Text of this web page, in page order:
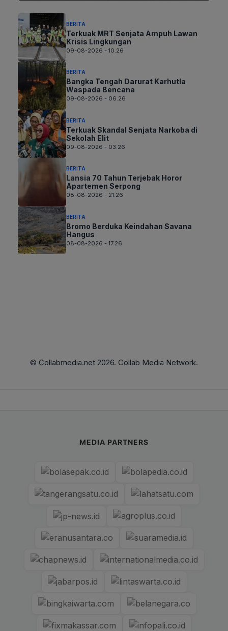
BERITA
Terkuak MRT Senjata Ampuh Lawan
Krisis Lingkungan
09-08-2026 - 10.26
BERITA
Bangka Tengah Darurat Karhutla
Waspada Bencana
09-08-2026 - 06.26
BERITA
Terkuak Skandal Senjata Narkoba di
Sekolah Elit
09-08-2026 - 03.26
BERITA
Lansia 70 Tahun Terjebak Horor
Apartemen Serpong
08-08-2026 - 21.26
BERITA
Bromo Berduka Keindahan Savana
Hangus
08-08-2026 - 17.26
© Collabmedia.net 2026. Collab Media Network.
MEDIA PARTNERS